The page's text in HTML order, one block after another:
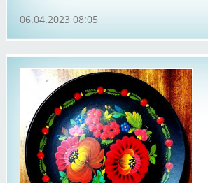
06.04.2023 08:05